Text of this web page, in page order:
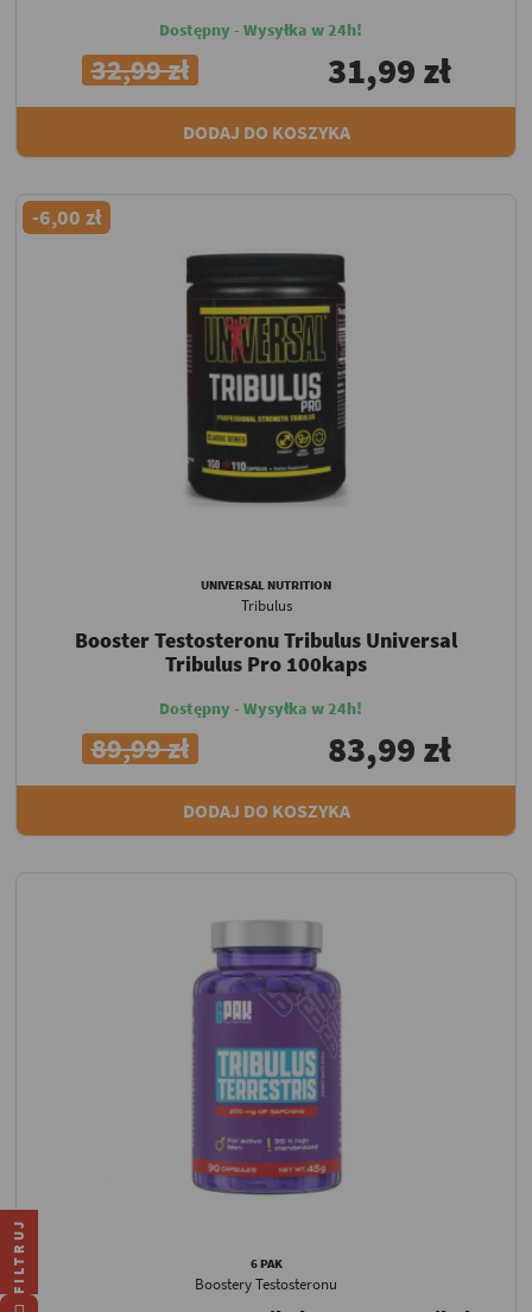
Dostępny - Wysyłka w 24h!
32,99 zł 31,99 zł
DODAJ DO KOSZYKA
-6,00 zł
UNIVERSAL NUTRITION
Tribulus
Booster Testosteronu Tribulus Universal
Tribulus Pro 100kaps
Dostępny - Wysyłka w 24h!
89,99 zł 83,99 zł
DODAJ DO KOSZYKA
6 PAK
Boostery Testosteronu
FILTRUJ